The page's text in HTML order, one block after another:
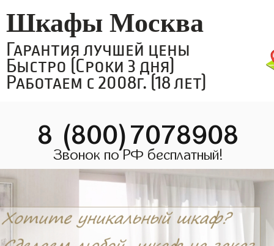
Шкафы Москва
Гарантия лучшей цены
Быстро (Сроки 3 дня)
Работаем с 2008г. (18 лет)
8 (800)7078908
Звонок по РФ бесплатный!